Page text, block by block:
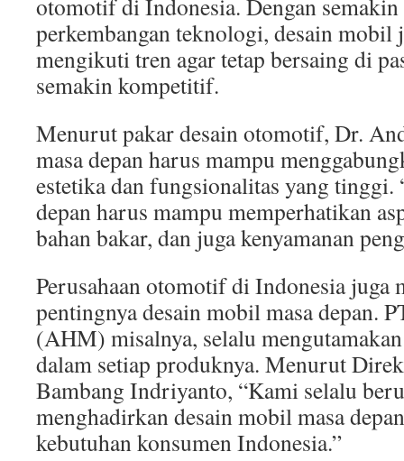
otomotif di Indonesia. Dengan semakin
perkembangan teknologi, desain mobil
mengikuti tren agar tetap bersaing di
semakin kompetitif.
Menurut pakar desain otomotif, Dr.
masa depan harus mampu
estetika dan fungsionalitas yang tinggi.
depan harus mampu memperhatikan
bahan bakar, dan juga kenyamanan
Perusahaan otomotif di Indonesia juga
pentingnya desain mobil masa depan.
(AHM) misalnya, selalu
dalam setiap produknya. Menurut
Bambang Indriyanto, “Kami selalu
menghadirkan desain mobil masa
kebutuhan konsumen Indonesia.”